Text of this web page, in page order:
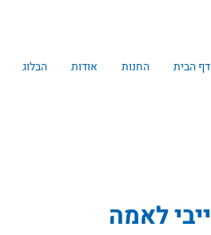
דף הבית החנות אודות הבלוג
לאמה